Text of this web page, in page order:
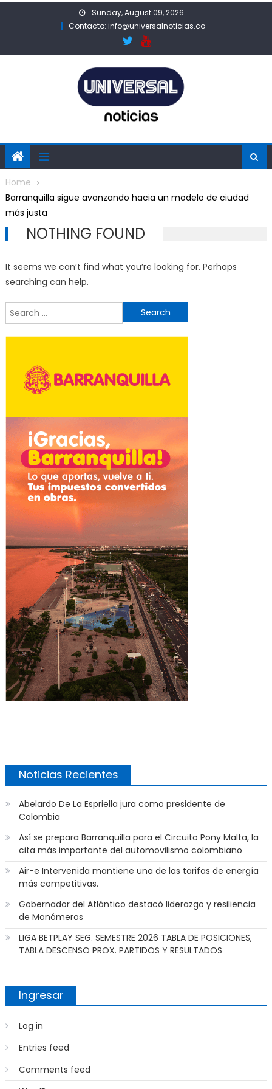
Sunday, August 09, 2026
Contacto: info@universalnoticias.co
Home
Barranquilla sigue avanzando hacia un modelo de ciudad
más justa
NOTHING FOUND
It seems we can’t find what you’re looking for. Perhaps
searching can help.
for:
Noticias Recientes
Abelardo De La Espriella jura como presidente de
Colombia
Así se prepara Barranquilla para el Circuito Pony Malta, la
cita más importante del automovilismo colombiano
Air-e Intervenida mantiene una de las tarifas de energía
más competitivas.
Gobernador del Atlántico destacó liderazgo y resiliencia
de Monómeros
LIGA BETPLAY SEG. SEMESTRE 2026 TABLA DE POSICIONES,
TABLA DESCENSO PROX. PARTIDOS Y RESULTADOS
Ingresar
Log in
Entries feed
Comments feed